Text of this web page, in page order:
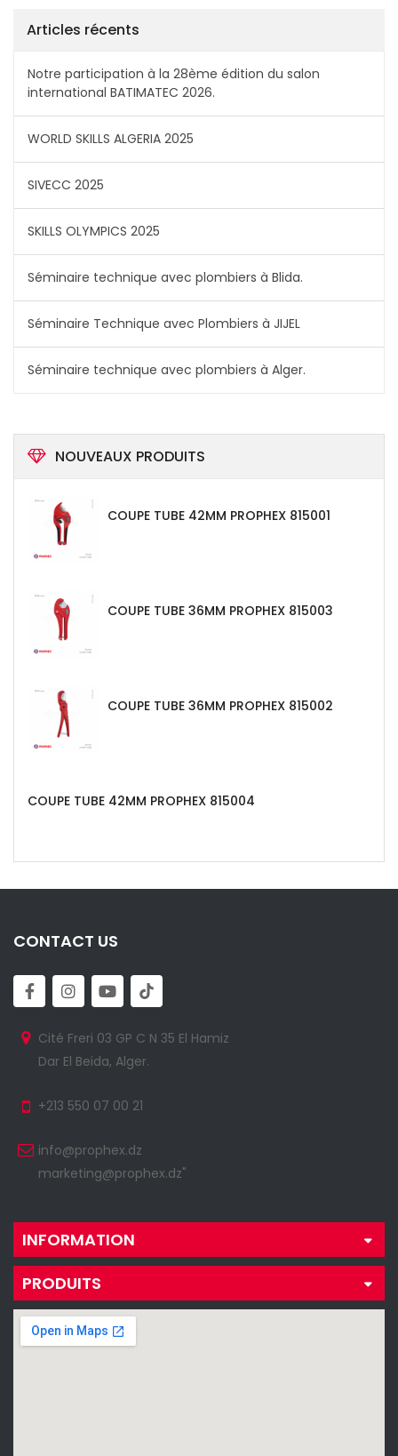
Articles récents
Notre participation à la 28ème édition du salon
international BATIMATEC 2026.
WORLD SKILLS ALGERIA 2025
SIVECC 2025
SKILLS OLYMPICS 2025
Séminaire technique avec plombiers à Blida.
Séminaire Technique avec Plombiers à JIJEL
Séminaire technique avec plombiers à Alger.
NOUVEAUX PRODUITS
COUPE TUBE 42MM PROPHEX 815001
COUPE TUBE 36MM PROPHEX 815003
COUPE TUBE 36MM PROPHEX 815002
COUPE TUBE 42MM PROPHEX 815004
CONTACT US
Cité Freri 03 GP C N 35 El Hamiz
Dar El Beida, Alger.
+213 550 07 00 21
info@prophex.dz
marketing@prophex.dz"
INFORMATION
PRODUITS